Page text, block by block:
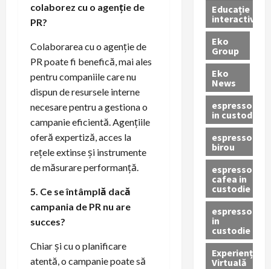
colaborez cu o agenție de
PR?
Colaborarea cu o agenție de
PR poate fi benefică, mai ales
pentru companiile care nu
dispun de resursele interne
necesare pentru a gestiona o
campanie eficientă. Agențiile
oferă expertiză, acces la
rețele extinse și instrumente
de măsurare performanță.
5. Ce se întâmplă dacă
campania de PR nu are
succes?
Chiar și cu o planificare
atentă, o campanie poate să
Educație
interactivă
Eko
Group
Eko
News
espressoare
in custodie
espressor
birou
espressor
cafea in
custodie
espressor
in
custodie
Experiență
Virtuală